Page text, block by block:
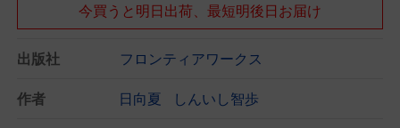
今買うと明日出荷、最短明後日お届け
出版社 フロンティアワークス
作者 日向夏 しんいし智歩